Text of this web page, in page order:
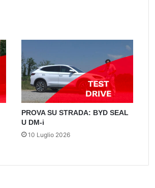
PROVA SU STRADA: BYD SEAL
U DM-i
10 Luglio 2026